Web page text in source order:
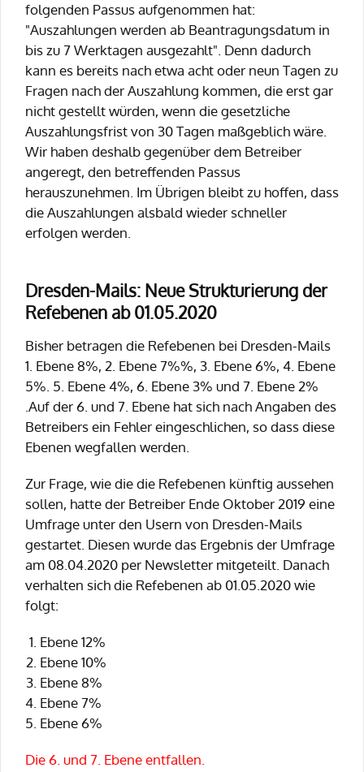
folgenden Passus aufgenommen hat:
"Auszahlungen werden ab Beantragungsdatum in
bis zu 7 Werktagen ausgezahlt". Denn dadurch
kann es bereits nach etwa acht oder neun Tagen zu
Fragen nach der Auszahlung kommen, die erst gar
nicht gestellt würden, wenn die gesetzliche
Auszahlungsfrist von 30 Tagen maßgeblich wäre.
Wir haben deshalb gegenüber dem Betreiber
angeregt, den betreffenden Passus
herauszunehmen. Im Übrigen bleibt zu hoffen, dass
die Auszahlungen alsbald wieder schneller
erfolgen werden.
Dresden-Mails: Neue Strukturierung der
Refebenen ab 01.05.2020
Bisher betragen die Refebenen bei Dresden-Mails
1. Ebene 8%, 2. Ebene 7%%, 3. Ebene 6%, 4. Ebene
5%. 5. Ebene 4%, 6. Ebene 3% und 7. Ebene 2%
.Auf der 6. und 7. Ebene hat sich nach Angaben des
Betreibers ein Fehler eingeschlichen, so dass diese
Ebenen wegfallen werden.
Zur Frage, wie die die Refebenen künftig aussehen
sollen, hatte der Betreiber Ende Oktober 2019 eine
Umfrage unter den Usern von Dresden-Mails
gestartet. Diesen wurde das Ergebnis der Umfrage
am 08.04.2020 per Newsletter mitgeteilt. Danach
verhalten sich die Refebenen ab 01.05.2020 wie
folgt:
Ebene 12%
Ebene 10%
Ebene 8%
Ebene 7%
Ebene 6%
Die 6. und 7. Ebene entfallen.